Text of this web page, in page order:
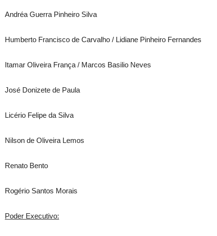
Andréa Guerra Pinheiro Silva
Humberto Francisco de Carvalho / Lidiane Pinheiro Fernandes
Itamar Oliveira França / Marcos Basilio Neves
José Donizete de Paula
Licério Felipe da Silva
Nilson de Oliveira Lemos
Renato Bento
Rogério Santos Morais
Poder Executivo: